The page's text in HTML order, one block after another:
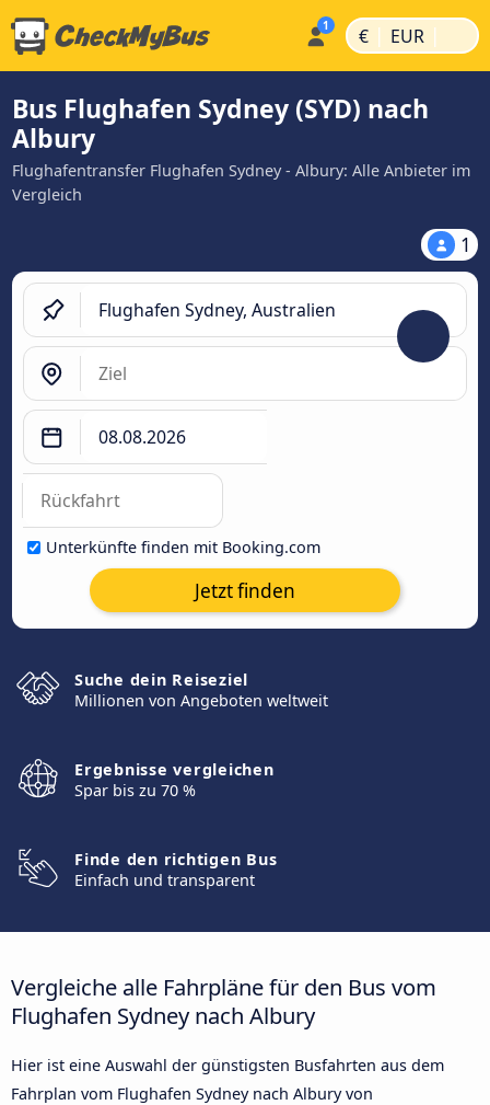
€ | EUR |
Bus Flughafen Sydney (SYD) nach
Albury
Flughafentransfer Flughafen Sydney - Albury: Alle Anbieter im
Vergleich
1
Unterkünfte finden mit Booking.com
Jetzt finden
Suche dein Reiseziel
Millionen von Angeboten weltweit
Ergebnisse vergleichen
Spar bis zu 70 %
Finde den richtigen Bus
Einfach und transparent
Vergleiche alle Fahrpläne für den Bus vom
Flughafen Sydney nach Albury
Hier ist eine Auswahl der günstigsten Busfahrten aus dem
Fahrplan vom Flughafen Sydney nach Albury von